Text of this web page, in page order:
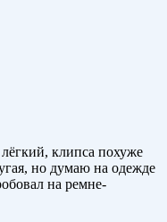
клипса похуже
но думаю на одежде
на ремне-